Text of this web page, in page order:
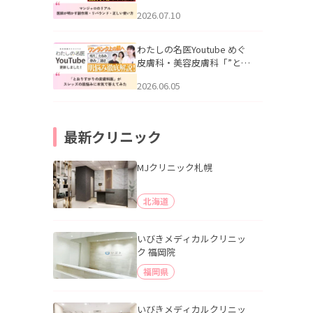
医師が明かす副作用・リバ
公開いたしました。
2026.07.10
わたしの名医Youtube めぐ
皮膚科・美容皮膚科「”とお
ッズの肌悩みに本気で答え
2026.06.05
最新クリニック
MJクリニック札幌
北海道
いびきメディカルクリニッ
ク 福岡院
福岡県
いびきメディカルクリニッ